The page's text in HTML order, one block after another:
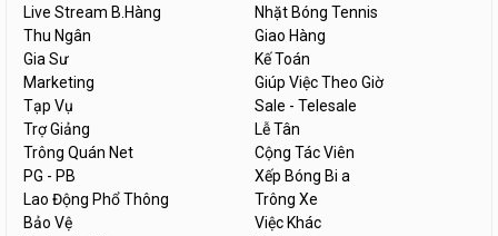
Live Stream B.Hàng
Nhặt Bóng Tennis
Thu Ngân
Giao Hàng
Gia Sư
Kế Toán
Marketing
Giúp Việc Theo Giờ
Tạp Vụ
Sale - Telesale
Trợ Giảng
Lễ Tân
Trông Quán Net
Cộng Tác Viên
PG - PB
Xếp Bóng Bi a
Lao Động Phổ Thông
Trông Xe
Bảo Vệ
Việc Khác